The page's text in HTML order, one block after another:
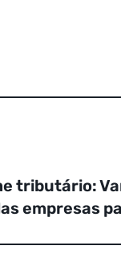
tributário:
empresas